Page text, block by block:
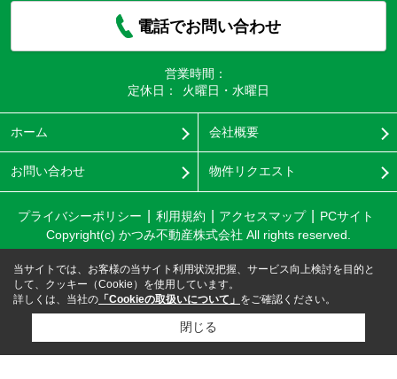
電話でお問い合わせ
営業時間：
定休日：
火曜日・水曜日
ホーム 会社概要
お問い合わせ 物件リクエスト
プライバシーポリシー 利用規約 アクセスマップ
PCサイト
Copyright(c) かつみ不動産株式会社 All rights reserved.
当サイトでは、お客様の当サイト利用状況把握、サービス向上検討を目的と
して、クッキー（Cookie）を使用しています。
詳しくは、当社の 「Cookieの取扱いについて」 をご確認ください。
閉じる